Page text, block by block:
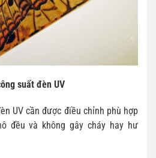
suất đèn UV
UV cần được điều chỉnh phù hợp
đều và không gây cháy hay hư